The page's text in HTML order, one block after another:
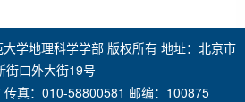
学地理科学学部 版权所有 地址：北京市
街口外大街19号
真：010-58800581 邮编：100875